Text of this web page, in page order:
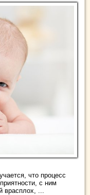
что процесс
с ним
врасплох, ...